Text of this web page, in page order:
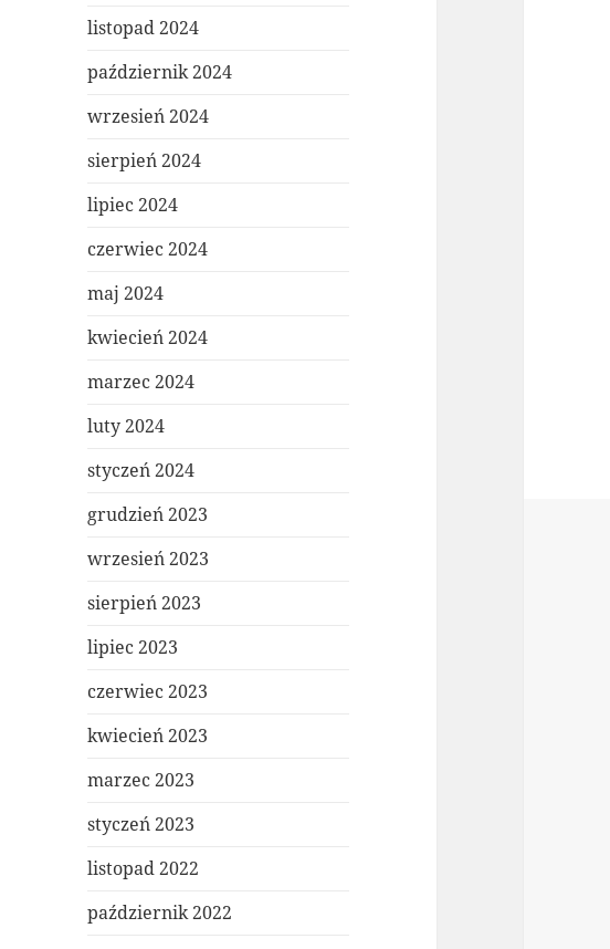
listopad 2024
październik 2024
wrzesień 2024
sierpień 2024
lipiec 2024
czerwiec 2024
maj 2024
kwiecień 2024
marzec 2024
luty 2024
styczeń 2024
grudzień 2023
wrzesień 2023
sierpień 2023
lipiec 2023
czerwiec 2023
kwiecień 2023
marzec 2023
styczeń 2023
listopad 2022
październik 2022